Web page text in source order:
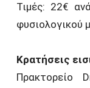
Τιμές: 22€
φυσιολογικού
Κρατήσεις
Πρακτορείο